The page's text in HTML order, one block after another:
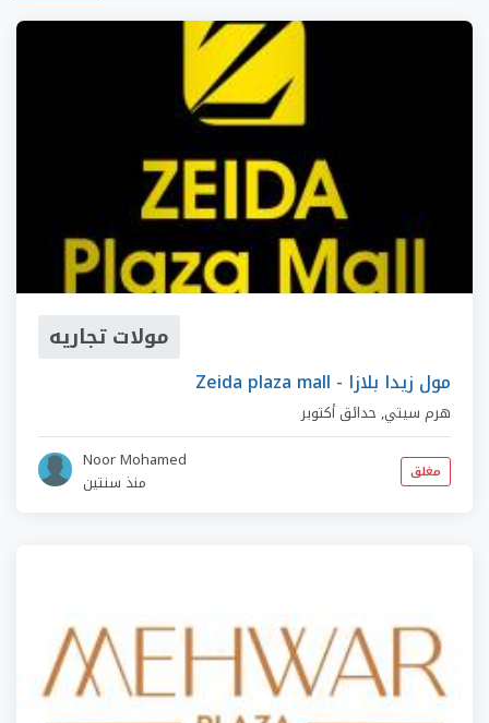
مولات تجاريه
Zeida plaza mall - مول زيدا بلازا
هرم سيتي, حدائق أكتوبر
Noor Mohamed
منذ سنتين
مغلق